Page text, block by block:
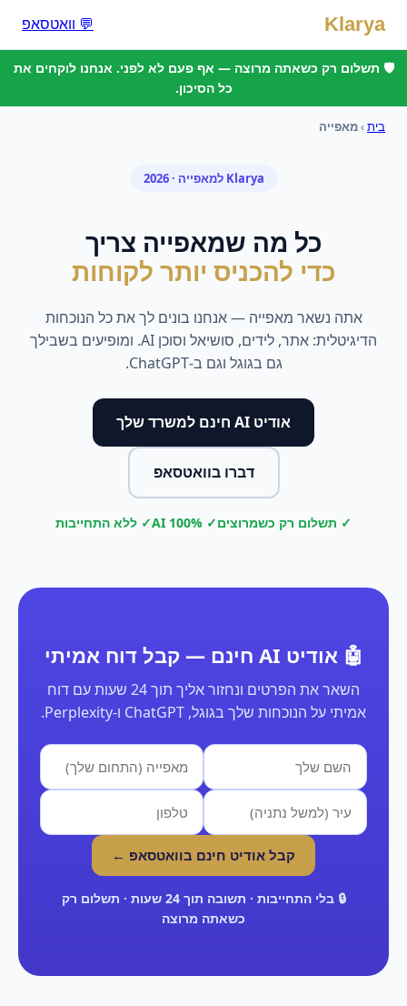
Klarya 💬 וואטסאפ
🛡️ תשלום רק כשאתה מרוצה — אף פעם לא לפני. אנחנו לוקחים את
כל הסיכון.
בית›מאפייה
Klarya ל מאפייה · 2026
כל מה שמאפייה צריך
כדי להכניס יותר לקוחות
אתה נשאר מאפייה — אנחנו בונים לך את כל הנוכחות
הדיגיטלית: אתר, לידים, סושיאל וסוכן AI. ומופיעים בשבילך
גם בגוגל וגם ב-ChatGPT.
אודיט AI חינם למשרד שלך
דברו בוואטסאפ
✓ תשלום רק כשמרוצים✓ 100% AI ✓ ללא התחייבות
🤖 אודיט AI חינם — קבל דוח אמיתי
השאר את הפרטים ונחזור אליך תוך 24 שעות עם דוח
אמיתי על הנוכחות שלך בגוגל, ChatGPT ו-Perplexity.
קבל אודיט חינם בוואטסאפ ←
🔒 בלי התחייבות · תשובה תוך 24 שעות · תשלום רק
כשאתה מרוצה